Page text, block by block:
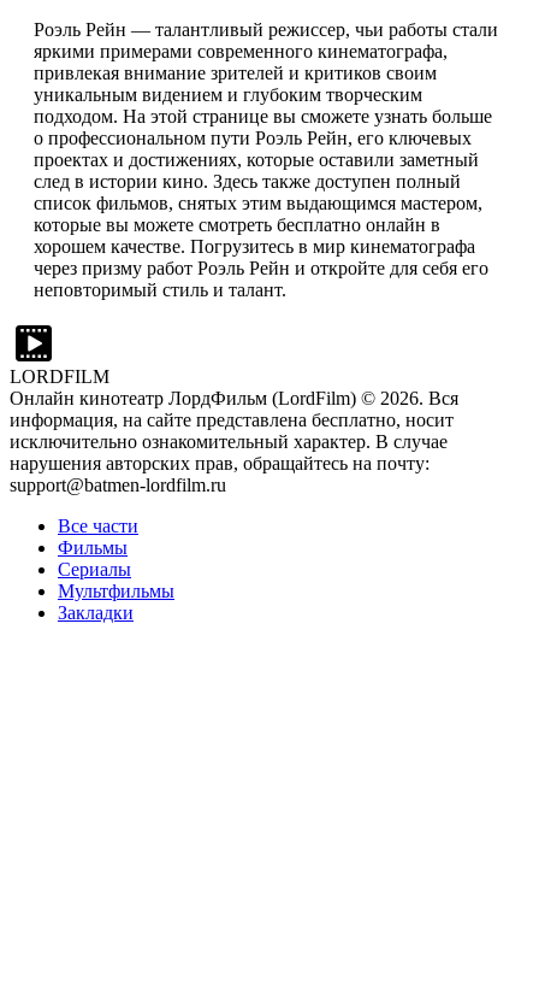
Роэль Рейн — талантливый режиссер, чьи работы стали
яркими примерами современного кинематографа,
привлекая внимание зрителей и критиков своим
уникальным видением и глубоким творческим
подходом. На этой странице вы сможете узнать больше
о профессиональном пути Роэль Рейн, его ключевых
проектах и достижениях, которые оставили заметный
след в истории кино. Здесь также доступен полный
список фильмов, снятых этим выдающимся мастером,
которые вы можете смотреть бесплатно онлайн в
хорошем качестве. Погрузитесь в мир кинематографа
через призму работ Роэль Рейн и откройте для себя его
неповторимый стиль и талант.
LORDFILM
Онлайн кинотеатр ЛордФильм (LordFilm) © 2026. Вся
информация, на сайте представлена бесплатно, носит
исключительно ознакомительный характер. В случае
нарушения авторских прав, обращайтесь на почту:
support@batmen-lordfilm.ru
Все части
Фильмы
Сериалы
Мультфильмы
Закладки